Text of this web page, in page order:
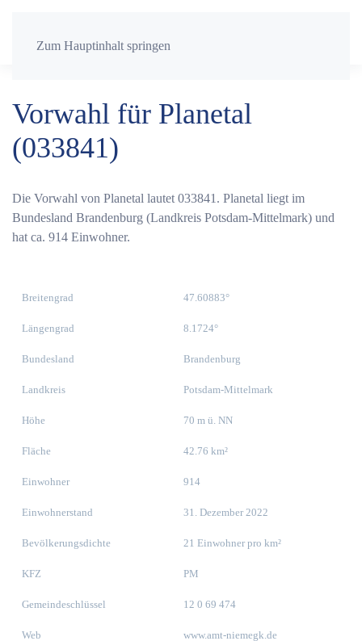
Zum Hauptinhalt springen
Vorwahl für Planetal
(033841)
Die Vorwahl von Planetal lautet 033841. Planetal liegt im
Bundesland Brandenburg (Landkreis Potsdam-Mittelmark) und
hat ca. 914 Einwohner.
Breitengrad 47.60883°
Längengrad 8.1724°
Bundesland Brandenburg
Landkreis Potsdam-Mittelmark
Höhe 70 m ü. NN
Fläche 42.76 km²
Einwohner 914
Einwohnerstand 31. Dezember 2022
Bevölkerungsdichte 21 Einwohner pro km²
KFZ PM
Gemeindeschlüssel 12 0 69 474
Web www.amt-niemegk.de